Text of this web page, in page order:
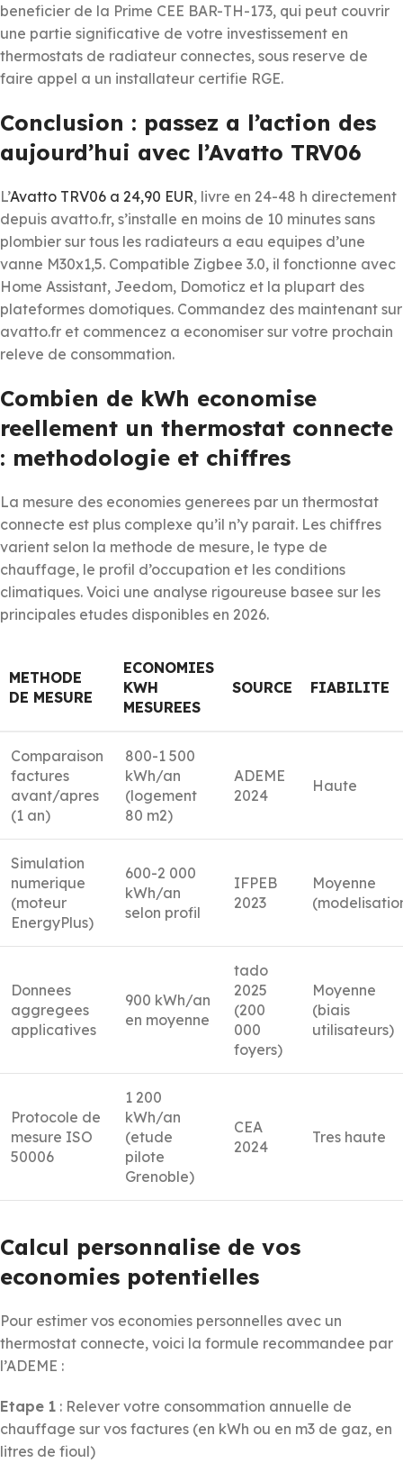
beneficier de la Prime CEE BAR-TH-173, qui peut couvrir
une partie significative de votre investissement en
thermostats de radiateur connectes, sous reserve de
faire appel a un installateur certifie RGE.
Conclusion : passez a l’action des
aujourd’hui avec l’Avatto TRV06
L’Avatto TRV06 a 24,90 EUR, livre en 24-48 h directement
depuis avatto.fr, s’installe en moins de 10 minutes sans
plombier sur tous les radiateurs a eau equipes d’une
vanne M30x1,5. Compatible Zigbee 3.0, il fonctionne avec
Home Assistant, Jeedom, Domoticz et la plupart des
plateformes domotiques. Commandez des maintenant sur
avatto.fr et commencez a economiser sur votre prochain
releve de consommation.
Combien de kWh economise
reellement un thermostat connecte
: methodologie et chiffres
La mesure des economies generees par un thermostat
connecte est plus complexe qu’il n’y parait. Les chiffres
varient selon la methode de mesure, le type de
chauffage, le profil d’occupation et les conditions
climatiques. Voici une analyse rigoureuse basee sur les
principales etudes disponibles en 2026.
METHODE
DE MESURE
ECONOMIES
KWH
MESUREES
SOURCE FIABILITE
Comparaison
factures
avant/apres
(1 an)
800-1 500
kWh/an
(logement
80 m2)
ADEME
2024
Haute
Simulation
numerique
(moteur
EnergyPlus)
600-2 000
kWh/an
selon profil
IFPEB
2023
Moyenne
Donnees
aggregees
applicatives
900 kWh/an
en moyenne
tado
2025
(200
000
foyers)
Moyenne
(biais
utilisateurs)
Protocole de
mesure ISO
50006
1 200
kWh/an
(etude
pilote
Grenoble)
CEA
2024
Tres haute
Calcul personnalise de vos
economies potentielles
Pour estimer vos economies personnelles avec un
thermostat connecte, voici la formule recommandee par
l’ADEME :
Etape 1 : Relever votre consommation annuelle de
chauffage sur vos factures (en kWh ou en m3 de gaz, en
litres de fioul)